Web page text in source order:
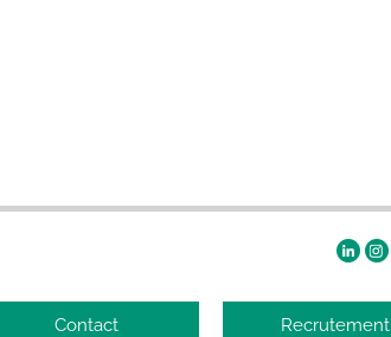
Contact Recrutement